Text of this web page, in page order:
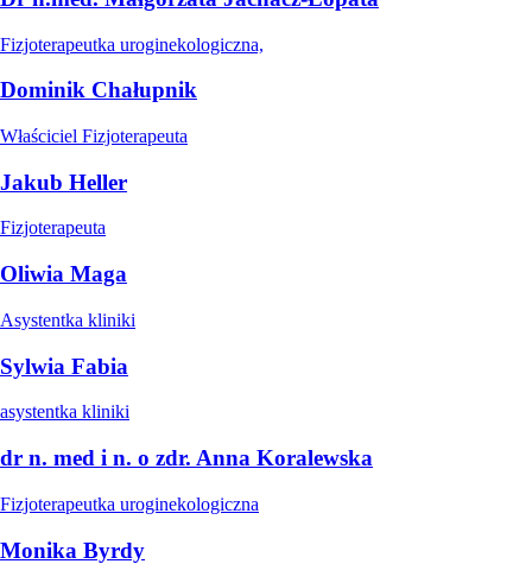
Fizjoterapeutka uroginekologiczna,
Dominik Chałupnik
Właściciel Fizjoterapeuta
Jakub Heller
Fizjoterapeuta
Oliwia Maga
Asystentka kliniki
Sylwia Fabia
asystentka kliniki
dr n. med i n. o zdr. Anna Koralewska
Fizjoterapeutka uroginekologiczna
Monika Byrdy